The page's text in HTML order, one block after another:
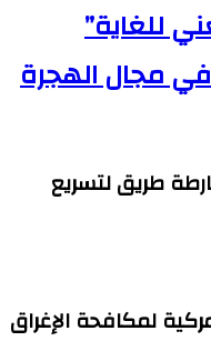
للغاية”
مجال الهجرة
طريق لتسريع
لمكافحة الإغراق